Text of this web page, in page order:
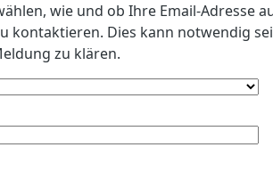
wie und ob Ihre Email-Adresse
kontaktieren. Dies kann notwendig
zu klären.